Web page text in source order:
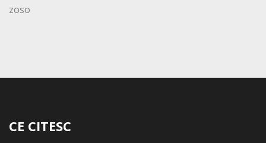
zoso
CE CITESC